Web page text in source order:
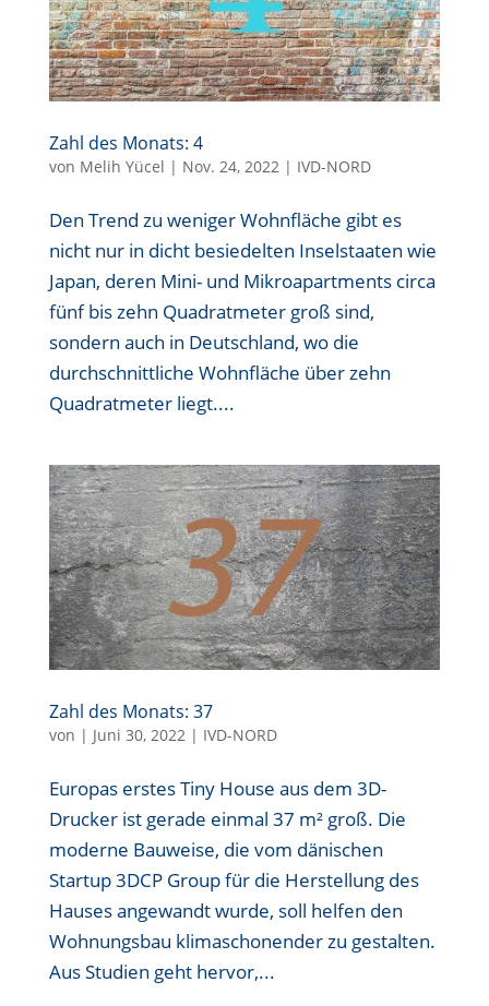
Zahl des Monats: 4
von Melih Yücel | Nov. 24, 2022| IVD-NORD
Den Trend zu weniger Wohnfläche gibt es
nicht nur in dicht besiedelten Inselstaaten wie
Japan, deren Mini- und Mikroapartments circa
fünf bis zehn Quadratmeter groß sind,
sondern auch in Deutschland, wo die
durchschnittliche Wohnfläche über zehn
Quadratmeter liegt....
Zahl des Monats: 37
von | Juni 30, 2022 | IVD-NORD
Europas erstes Tiny House aus dem 3D-
Drucker ist gerade einmal 37 m² groß. Die
moderne Bauweise, die vom dänischen
Startup 3DCP Group für die Herstellung des
Hauses angewandt wurde, soll helfen den
Wohnungsbau klimaschonender zu gestalten.
Aus Studien geht hervor,...